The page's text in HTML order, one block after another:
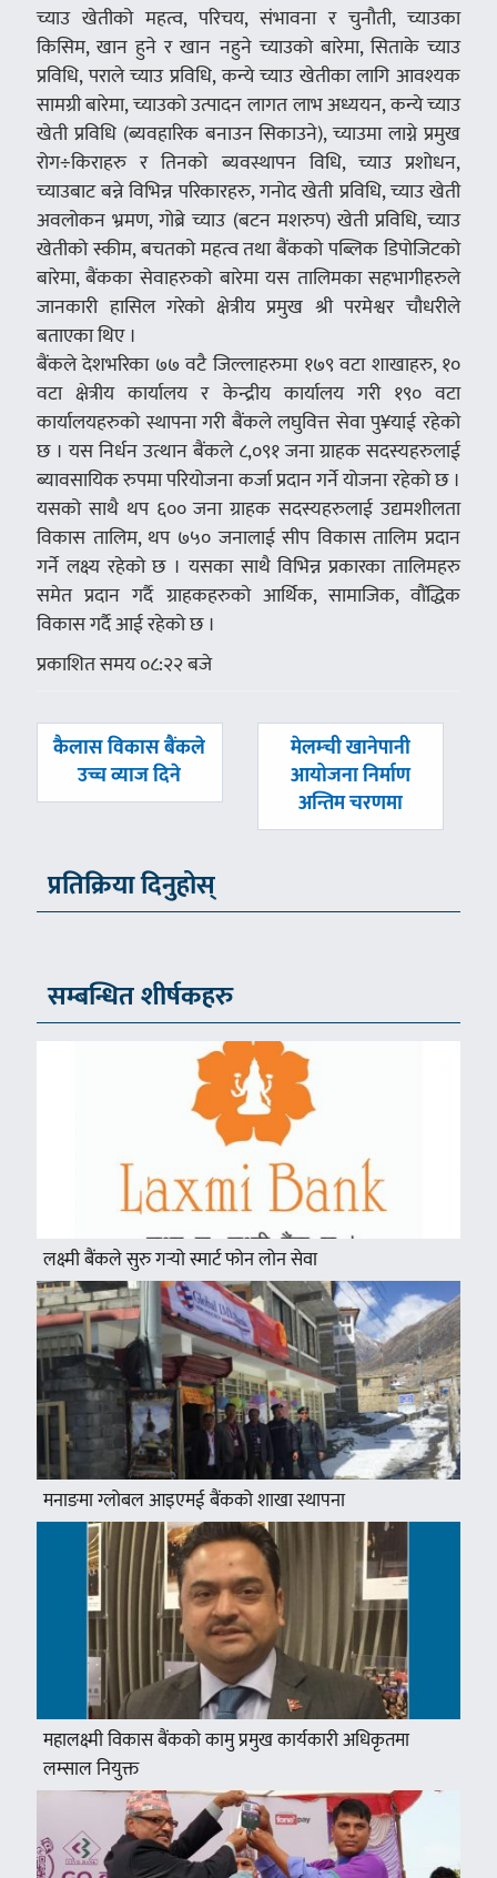
च्याउ खेतीको महत्व, परिचय, संभावना र चुनौती, च्याउका
किसिम, खान हुने र खान नहुने च्याउको बारेमा, सिताके च्याउ
प्रविधि, पराले च्याउ प्रविधि, कन्ये च्याउ खेतीका लागि आवश्यक
सामग्री बारेमा, च्याउको उत्पादन लागत लाभ अध्ययन, कन्ये च्याउ
खेती प्रविधि (ब्यवहारिक बनाउन सिकाउने), च्याउमा लाग्ने प्रमुख
रोग÷किराहरु र तिनको ब्यवस्थापन विधि, च्याउ प्रशोधन,
च्याउबाट बन्ने विभिन्न परिकारहरु, गनोद खेती प्रविधि, च्याउ खेती
अवलोकन भ्रमण, गोब्रे च्याउ (बटन मशरुप) खेती प्रविधि, च्याउ
खेतीको स्कीम, बचतको महत्व तथा बैंकको पब्लिक डिपोजिटको
बारेमा, बैंकका सेवाहरुको बारेमा यस तालिमका सहभागीहरुले
जानकारी हासिल गरेको क्षेत्रीय प्रमुख श्री परमेश्वर चौधरीले
बताएका थिए ।
बैंकले देशभरिका ७७ वटै जिल्लाहरुमा १७९ वटा शाखाहरु, १०
वटा क्षेत्रीय कार्यालय र केन्द्रीय कार्यालय गरी १९० वटा
कार्यालयहरुको स्थापना गरी बैंकले लघुवित्त सेवा पु¥याई रहेको
छ । यस निर्धन उत्थान बैंकले ८,०९१ जना ग्राहक सदस्यहरुलाई
ब्यावसायिक रुपमा परियोजना कर्जा प्रदान गर्ने योजना रहेको छ ।
यसको साथै थप ६०० जना ग्राहक सदस्यहरुलाई उद्यमशीलता
विकास तालिम, थप ७५० जनालाई सीप विकास तालिम प्रदान
गर्ने लक्ष्य रहेको छ । यसका साथै विभिन्न प्रकारका तालिमहरु
समेत प्रदान गर्दै ग्राहकहरुको आर्थिक, सामाजिक, वौंद्धिक
विकास गर्दै आई रहेको छ ।
प्रकाशित समय ०८:२२ बजे
पछिल्लाे
कैलास विकास बैंकले
उच्च व्याज दिने
अघिल्लाे
-
मेलम्ची खानेपानी
आयोजना निर्माण
अन्तिम चरणमा
प्रतिक्रिया दिनुहोस्
सम्बन्धित शीर्षकहरु
लक्ष्मी बैंकले सुरु गर्‍यो स्मार्ट फोन लोन सेवा
मनाङमा ग्लोबल आइएमई बैंकको शाखा स्थापना
महालक्ष्मी विकास बैंकको कामु प्रमुख कार्यकारी अधिकृतमा
लम्साल नियुक्त